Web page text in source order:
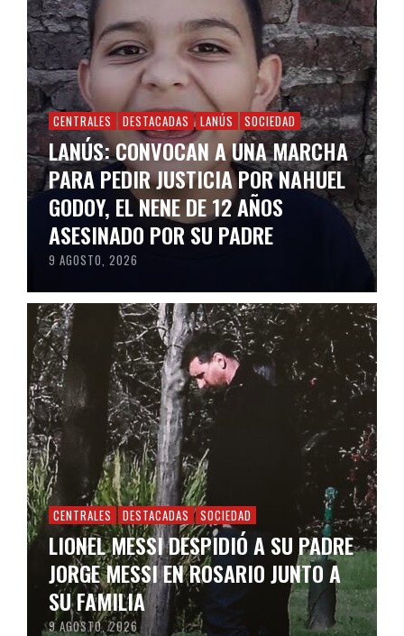
CENTRALES DESTACADAS LANÚS SOCIEDAD
LANÚS: CONVOCAN A UNA MARCHA
PARA PEDIR JUSTICIA POR NAHUEL
GODOY, EL NENE DE 12 AÑOS
ASESINADO POR SU PADRE
9 AGOSTO, 2026
CENTRALES DESTACADAS SOCIEDAD
LIONEL MESSI DESPIDIÓ A SU PADRE
JORGE MESSI EN ROSARIO JUNTO A
SU FAMILIA
9 AGOSTO, 2026